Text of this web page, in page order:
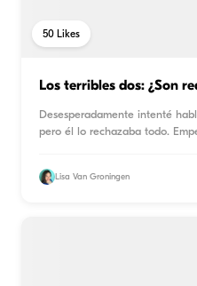
50 Likes
Los terribles dos: ¿Son
Desesperadamente intenté
pero él lo rechazaba todo.
Lisa Van Groningen